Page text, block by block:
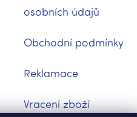
osobních údajů
Obchodní podmínky
Reklamace
Vracení zboží